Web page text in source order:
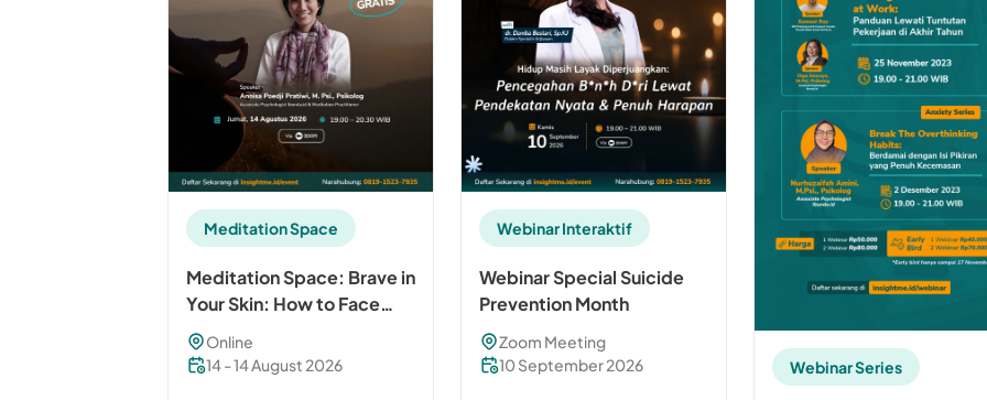
Meditation Space
Meditation Space: Brave in
Your Skin: How to Face
Skin Bullying and Rebuild
Your Confidence
Online
14 - 14 August 2026
Webinar Interaktif
Webinar Special Suicide
Prevention Month
Zoom Meeting
10 September 2026
Webinar Series